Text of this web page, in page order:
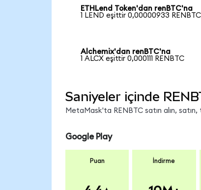
ETHLend Token'dan renBTC'na
1 LEND eşittir 0,00000933 RENBTC
Alchemix'dan renBTC'na
1 ALCX eşittir 0,000111 RENBTC
Saniyeler içinde
MetaMask'ta RENBTC satın alın,
Google Play
Puan İndirme